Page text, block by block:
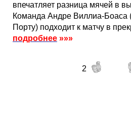
впечатляет разница мячей в
Команда Андре Виллиа-Боаса
Порту) подходит к матчу в
подробнее »»»
2